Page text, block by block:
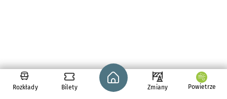
Rozkłady Bilety
Strona główna - wroclaw.pl
Zmiany Powietrze